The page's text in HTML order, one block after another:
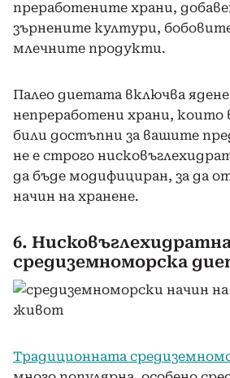
преработените храни,
зърнените култури,
млечните продукти.
Палео диетата включва ядене
непреработени храни, които
били достъпни за вашите
не е строго
да бъде модифициран, за да
начин на хранене.
6.
средиземноморска
Традиционната